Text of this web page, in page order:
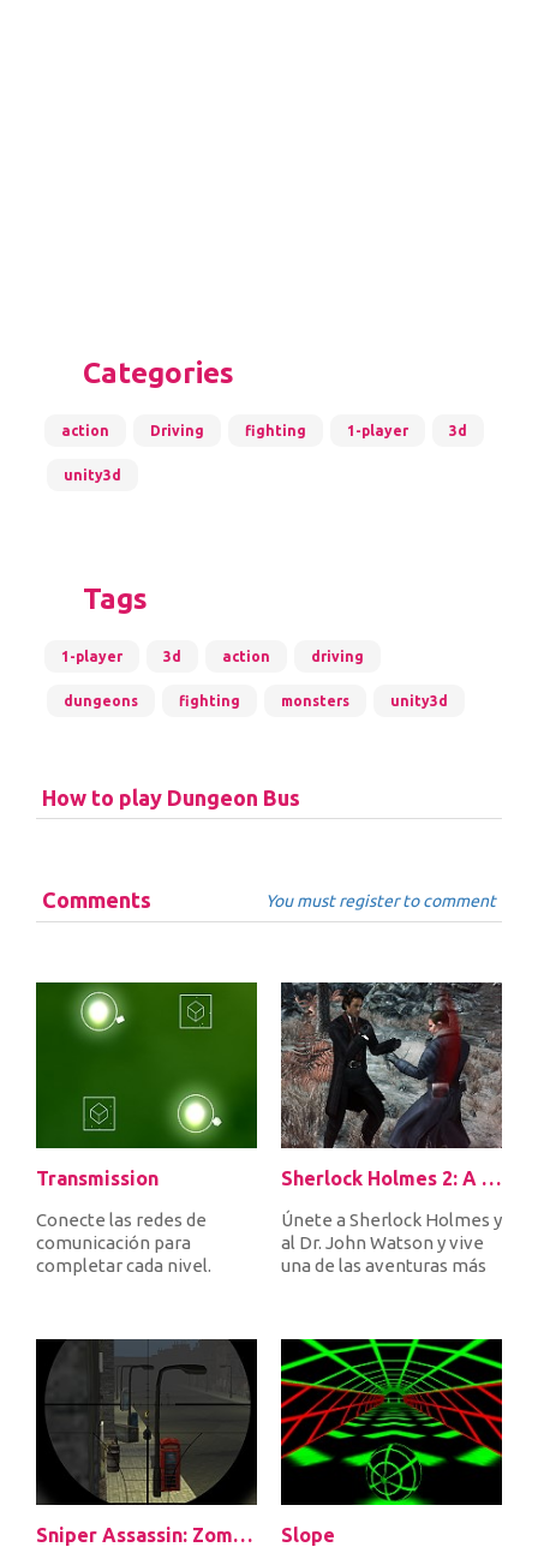
Categories
action Driving fighting 1-player 3d
unity3d
Tags
1-player 3d action driving
dungeons fighting monsters unity3d
How to play Dungeon Bus
Comments You must register to comment
Transmission
Conecte las redes de
comunicación para
completar cada nivel.
Sherlock Holmes 2: A Game of Shadows Checkmate
Únete a Sherlock Holmes y
al Dr. John Watson y vive
una de las aventuras más
Sniper Assassin: Zombies Slope